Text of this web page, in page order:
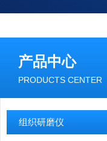
产品中心
PRODUCTS CENTER
组织研磨仪